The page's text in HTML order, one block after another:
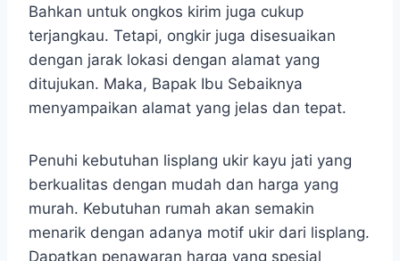
Bahkan untuk ongkos kirim juga cukup
terjangkau. Tetapi, ongkir juga disesuaikan
dengan jarak lokasi dengan alamat yang
ditujukan. Maka, Bapak Ibu Sebaiknya
menyampaikan alamat yang jelas dan tepat.
Penuhi kebutuhan lisplang ukir kayu jati yang
berkualitas dengan mudah dan harga yang
murah. Kebutuhan rumah akan semakin
menarik dengan adanya motif ukir dari lisplang.
Dapatkan penawaran harga yang spesial